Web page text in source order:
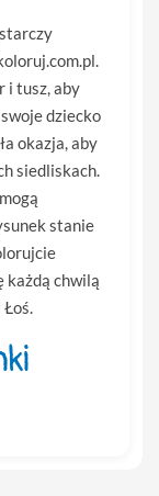
i tusz, aby
dziecko
okazja, aby
siedliskach.
stanie
każdą chwilą